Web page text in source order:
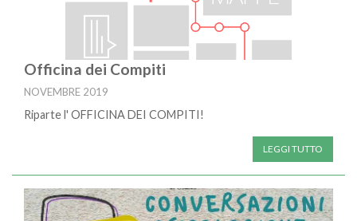
Officina dei Compiti
NOVEMBRE 2019
Riparte l' OFFICINA DEI COMPITI!
LEGGI TUTTO